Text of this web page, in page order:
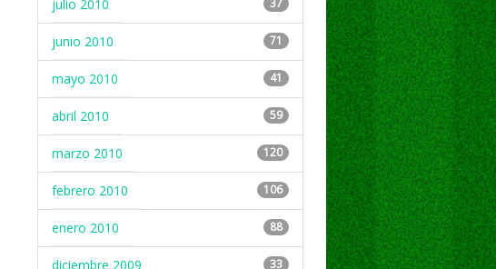
julio 2010 37
junio 2010 71
mayo 2010 41
abril 2010 59
marzo 2010 120
febrero 2010 106
enero 2010 88
diciembre 2009 33